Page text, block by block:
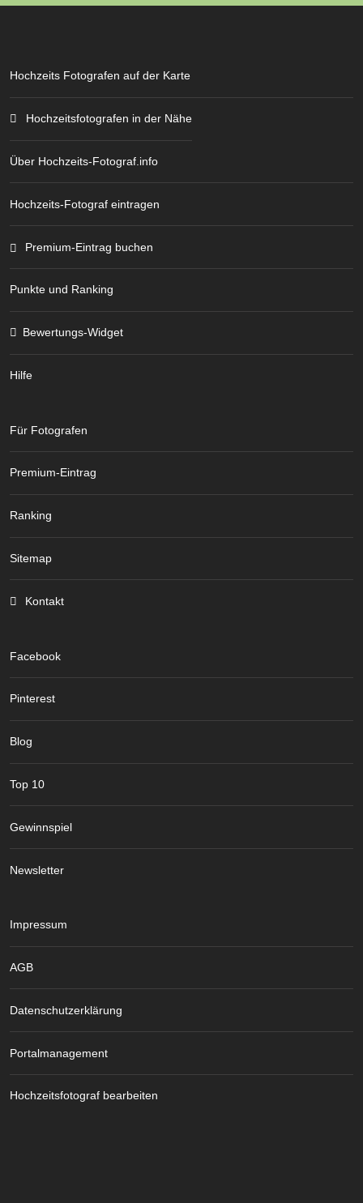
Hochzeits Fotografen auf der Karte
Hochzeitsfotografen in der Nähe
Über Hochzeits-Fotograf.info
Hochzeits-Fotograf eintragen
Premium-Eintrag buchen
Punkte und Ranking
Bewertungs-Widget
Hilfe
Für Fotografen
Premium-Eintrag
Ranking
Sitemap
Kontakt
Facebook
Pinterest
Blog
Top 10
Gewinnspiel
Newsletter
Impressum
AGB
Datenschutzerklärung
Portalmanagement
Hochzeitsfotograf bearbeiten